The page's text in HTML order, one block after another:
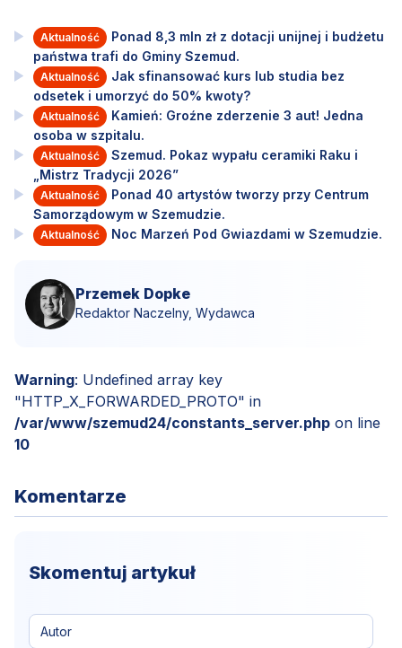
Aktualność
Ponad 8,3 mln zł z dotacji unijnej i budżetu
państwa trafi do Gminy Szemud.
Aktualność
Jak sfinansować kurs lub studia bez
odsetek i umorzyć do 50% kwoty?
Aktualność
Kamień: Groźne zderzenie 3 aut! Jedna
osoba w szpitalu.
Aktualność
Szemud. Pokaz wypału ceramiki Raku i
„Mistrz Tradycji 2026”
Aktualność
Ponad 40 artystów tworzy przy Centrum
Samorządowym w Szemudzie.
Aktualność Noc Marzeń Pod Gwiazdami w Szemudzie.
Przemek Dopke
Redaktor Naczelny, Wydawca
Warning: Undefined array key
"HTTP_X_FORWARDED_PROTO" in
/var/www/szemud24/constants_server.php on line
10
Komentarze
Skomentuj artykuł